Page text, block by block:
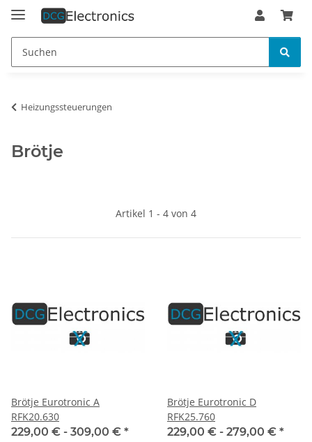
Heizungssteuerungen
Brötje
Artikel 1 - 4 von 4
Brötje Eurotronic A
RFK20.630
229,00 € - 309,00 € *
Brötje Eurotronic D
RFK25.760
229,00 € - 279,00 € *